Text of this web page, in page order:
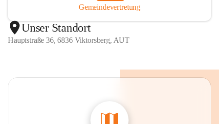
Gemeindevertretung
Unser Standort
Hauptstraße 36, 6836 Viktorsberg, AUT